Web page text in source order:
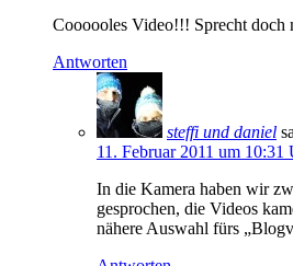
Coooooles Video!!! Sprecht doch
Antworten
steffi und daniel
11. Februar 2011 um 10:31
In die Kamera haben wir
gesprochen, die Videos
nähere Auswahl fürs